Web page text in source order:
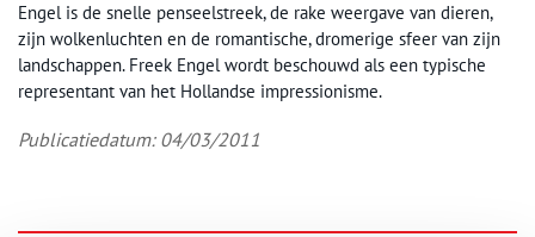
Engel is de snelle penseelstreek, de rake weergave van dieren,
zijn wolkenluchten en de romantische, dromerige sfeer van zijn
landschappen. Freek Engel wordt beschouwd als een typische
representant van het Hollandse impressionisme.
Publicatiedatum: 04/03/2011